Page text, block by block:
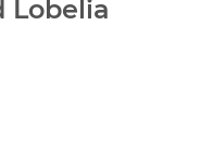
Lobelia